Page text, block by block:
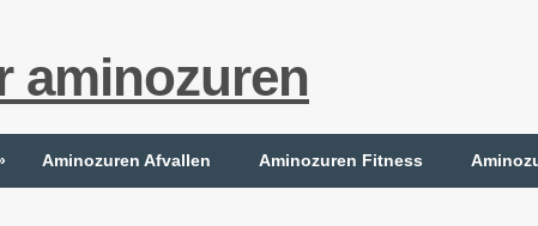
aminozuren
Aminozuren Afvallen Aminozuren Fitness